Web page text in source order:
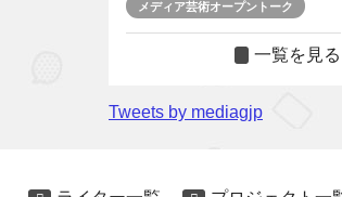
メディア芸術オープントーク
一覧を見る
Tweets by mediagjp